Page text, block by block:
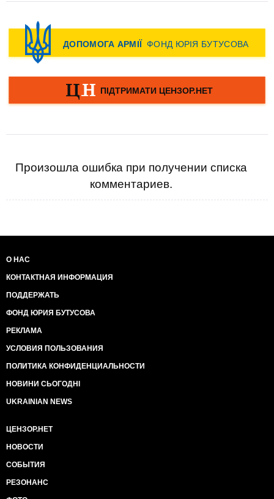
Произошла ошибка при получении списка
комментариев.
О НАС
КОНТАКТНАЯ ИНФОРМАЦИЯ
ПОДДЕРЖАТЬ
ФОНД ЮРИЯ БУТУСОВА
РЕКЛАМА
УСЛОВИЯ ПОЛЬЗОВАНИЯ
ПОЛИТИКА КОНФИДЕНЦИАЛЬНОСТИ
НОВИНИ СЬОГОДНІ
UKRAINIAN NEWS
ЦЕНЗОР.НЕТ
НОВОСТИ
СОБЫТИЯ
РЕЗОНАНС